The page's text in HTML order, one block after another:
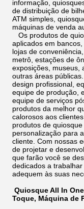
informação,
de distribuição de
ATM simples,
máquinas de venda
Os produtos de
aplicados em
lojas de
metrô, estações de
exposições, museus,
outras áreas
design profissional,
equipe de produção,
equipe de serviços
produtos da melhor
calorosos aos
produtos de
personalização para
cliente. Com nossas
de projetar e
que farão você se
dedicados a
adequem às suas
Quiosque All In
Toque, Máquina